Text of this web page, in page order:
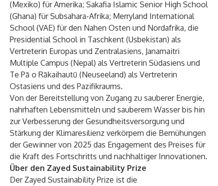
(Mexiko) für Amerika; Sakafia Islamic Senior High School
(Ghana) für Subsahara-Afrika; Merryland International
School (VAE) für den Nahen Osten und Nordafrika, die
Presidential School in Taschkent (Usbekistan) als
Vertreterin Europas und Zentralasiens, Janamaitri
Multiple Campus (Nepal) als Vertreterin Südasiens und
Te Pā o Rākaihautū (Neuseeland) als Vertreterin
Ostasiens und des Pazifikraums.
Von der Bereitstellung von Zugang zu sauberer Energie,
nahrhaften Lebensmitteln und sauberem Wasser bis hin
zur Verbesserung der Gesundheitsversorgung und
Stärkung der Klimaresilienz verkörpern die Bemühungen
der Gewinner von 2025 das Engagement des Preises für
die Kraft des Fortschritts und nachhaltiger Innovationen.
Über den Zayed Sustainability Prize
Der Zayed Sustainability Prize ist die